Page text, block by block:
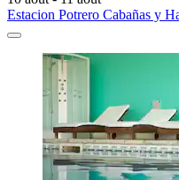
Estacion Potrero Cabañas y